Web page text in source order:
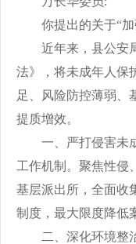
你提出的关于“
近年来，县公安
法》，将未成年人保
足、风险防控薄弱、
提质增效。
一、 严打侵害未
工作机制。聚焦性侵
基层派出所，全面收
制度，最大限度降低
二、 深化环境整